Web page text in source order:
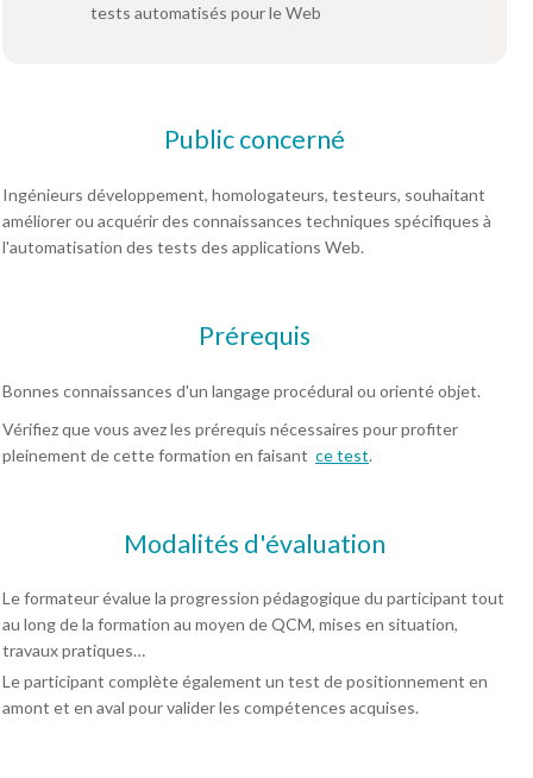
tests automatisés pour le Web
Public concerné
Ingénieurs développement, homologateurs, testeurs, souhaitant
améliorer ou acquérir des connaissances techniques spécifiques à
l'automatisation des tests des applications Web.
Prérequis
Bonnes connaissances d'un langage procédural ou orienté objet.
Vérifiez que vous avez les prérequis nécessaires pour profiter
pleinement de cette formation en faisant ce test.
Modalités d'évaluation
Le formateur évalue la progression pédagogique du participant tout
au long de la formation au moyen de QCM, mises en situation,
travaux pratiques…
Le participant complète également un test de positionnement en
amont et en aval pour valider les compétences acquises.